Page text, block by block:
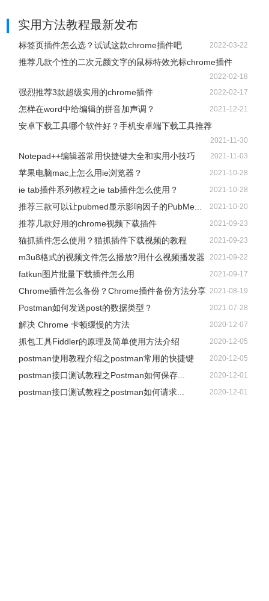
实用方法教程最新发布
标签页插件怎么选？试试这款chrome插件吧 2022-03-22
推荐几款个性的二次元颜文字的鼠标特效光标chrome插件
2022-02-18
强烈推荐3款超级实用的chrome插件 2022-02-17
怎样在word中给编辑的拼音加声调？ 2021-12-21
安卓下载工具哪个软件好？手机安卓端下载工具推荐
2021-11-30
Notepad++编辑器常用快捷键大全和实用小技巧 2021-11-03
苹果电脑mac上怎么用ie浏览器？ 2021-10-28
ie tab插件系列教程之ie tab插件怎么使用？ 2021-10-28
推荐三款可以让pubmed显示影响因子的PubMe... 2021-10-20
推荐几款好用的chrome视频下载插件 2021-09-23
猫抓插件怎么使用？猫抓插件下载视频的教程 2021-09-23
m3u8格式的视频文件怎么播放?用什么视频播发器 2021-09-22
fatkun图片批量下载插件怎么用 2021-09-17
Chrome插件怎么备份？Chrome插件备份方法分享 2021-08-19
Postman如何发送post的数据类型？ 2021-07-28
解决 Chrome 卡顿缓慢的方法 2020-12-07
抓包工具Fiddler的原理及简单使用方法介绍 2020-12-05
postman使用教程介绍之postman常用的快捷键 2020-12-05
postman接口测试教程之Postman如何保存... 2020-12-01
postman接口测试教程之postman如何请求... 2020-12-01